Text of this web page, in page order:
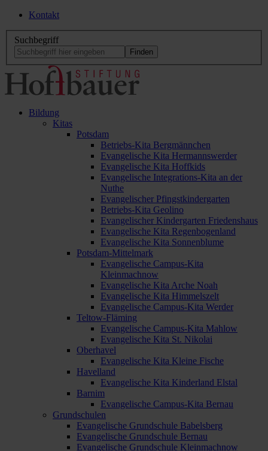
Kontakt
Suchbegriff
Bildung
Kitas
Potsdam
Betriebs-Kita Bergmännchen
Evangelische Kita Hermannswerder
Evangelische Kita Hoffkids
Evangelische Integrations-Kita an der
Nuthe
Evangelischer Pfingstkindergarten
Betriebs-Kita Geolino
Evangelischer Kindergarten Friedenshaus
Evangelische Kita Regenbogenland
Evangelische Kita Sonnenblume
Potsdam-Mittelmark
Evangelische Campus-Kita
Kleinmachnow
Evangelische Kita Arche Noah
Evangelische Kita Himmelszelt
Evangelische Campus-Kita Werder
Teltow-Fläming
Evangelische Campus-Kita Mahlow
Evangelische Kita St. Nikolai
Oberhavel
Evangelische Kita Kleine Fische
Havelland
Evangelische Kita Kinderland Elstal
Barnim
Evangelische Campus-Kita Bernau
Grundschulen
Evangelische Grundschule Babelsberg
Evangelische Grundschule Bernau
Evangelische Grundschule Kleinmachnow